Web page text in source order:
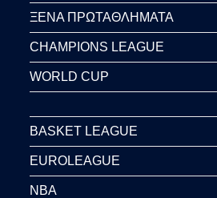
ΞΕΝΑ ΠΡΩΤΑΘΛΗΜΑΤΑ
CHAMPIONS LEAGUE
WORLD CUP
BASKET LEAGUE
EUROLEAGUE
NBA